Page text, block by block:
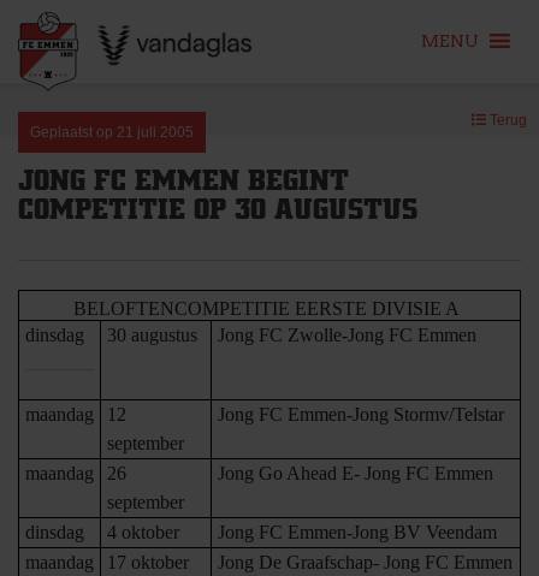
content
MENU
Geplaatst op 21 juli 2005
Terug
JONG FC EMMEN BEGINT
COMPETITIE OP 30 AUGUSTUS
BELOFTENCOMPETITIE EERSTE DIVISIE A
dinsdag
30 augustus Jong FC Zwolle-Jong FC Emmen
maandag
12
september
Jong FC Emmen-Jong Stormv/Telstar
maandag
26
september
Jong Go Ahead E- Jong FC Emmen
dinsdag 4 oktober
Jong FC Emmen-Jong BV Veendam
maandag
17 oktober
Jong De Graafschap- Jong FC Emmen